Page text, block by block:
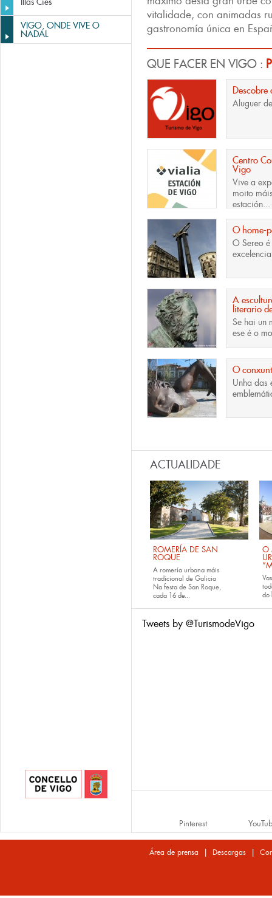
VIGO, ONDE VIVE O
NADAL
vitalidade, con animadas
gastronomía única en
QUE FACER EN VIGO :
Descobre
Aluguer
Centro
Vigo
Vive a
moito
estación...
O home-
O Sereo
A
literario
Se hai un
ese é o
O
Unha das
ACTUALIDADE
ROMERÍA DE SAN
ROQUE
A romería urbana máis
tradicional de Galicia
Na festa de San Roque,
cada 16 de...
O
do
Tweets by @TurismodeVigo
Pinterest
Área de prensa | Descargas |